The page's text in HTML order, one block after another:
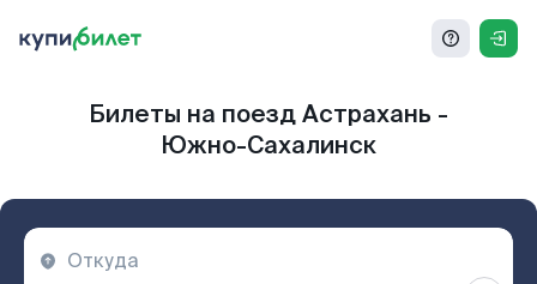
Билеты на поезд Астрахань -
Южно-Сахалинск